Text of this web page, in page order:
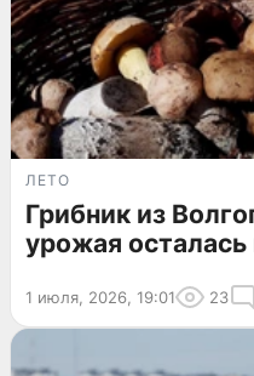
ЛЕТО
Грибник из
урожая осталась
1 июля, 2026, 19:01 23